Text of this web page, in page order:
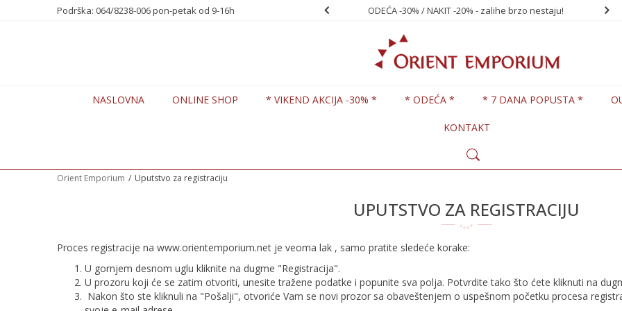
Podrška: 064/8238-006 pon-petak od 9-16h
nas na 0648238006 7 DANA POPUSTA -20% ODEĆA -30% / NAKIT -20% - zalihe brzo nestaju!
NASLOVNA ONLINE SHOP * VIKEND AKCIJA -30% * * ODEĆA * * 7 DANA POPUSTA *
KONTAKT
Orient Emporium Uputstvo za registraciju
UPUTSTVO ZA REGISTRACIJU
Proces registracije na www.orientemporium.net je veoma lak , samo pratite sledeće korake:
U gornjem desnom uglu kliknite na dugme "Registracija".
U prozoru koji će se zatim otvoriti, unesite tražene podatke i popunite sva polja. Potvrdite tako što ćete kliknuti na
Nakon što ste kliknuli na "Pošalji", otvoriće Vam se novi prozor sa obaveštenjem o uspešnom početku procesa